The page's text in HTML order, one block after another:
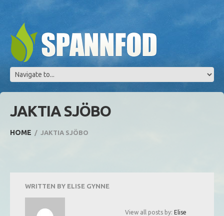
JAKTIA SJÖBO
HOME JAKTIA SJÖBO
WRITTEN BY ELISE GYNNE
View all posts by: Elise